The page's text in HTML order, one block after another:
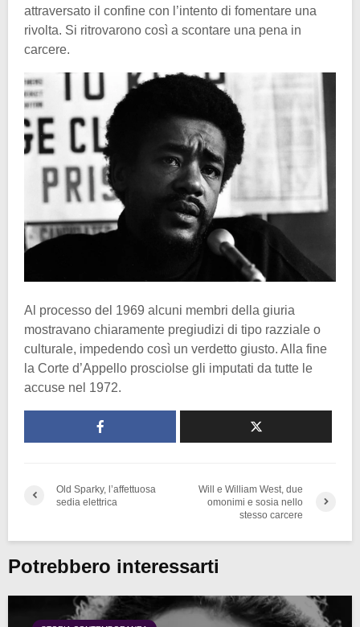
attraversato il confine con l’intento di fomentare una
rivolta. Si ritrovarono così a scontare una pena in
carcere.
Al processo del 1969 alcuni membri della giuria
mostravano chiaramente pregiudizi di tipo razziale o
culturale, impedendo così un verdetto giusto. Alla fine
la Corte d’Appello prosciolse gli imputati da tutte le
accuse nel 1972.
Old Sparky, l’affettuosa
sedia elettrica
Will e William West, due
omonimi e sosia nello
stesso carcere
Potrebbero interessarti